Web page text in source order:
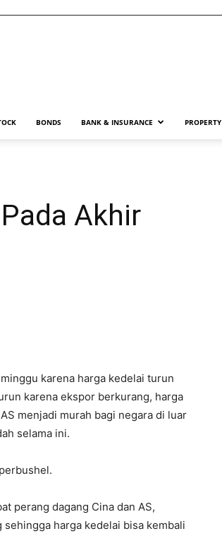
BONDS BANK & INSURANCE PROPERTY
Akhir
karena harga kedelai turun
karena ekspor berkurang, harga
menjadi murah bagi negara di luar
selama ini.
perang dagang Cina dan AS,
harga kedelai bisa kembali